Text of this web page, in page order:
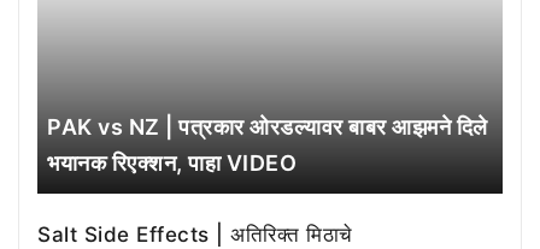
PAK vs NZ | पत्रकार ओरडल्यावर बाबर आझमने दिले
भयानक रिएक्शन, पाहा VIDEO
Salt Side Effects | अतिरिक्त मिठाचे